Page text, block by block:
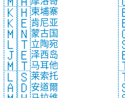
🇰🇭柬埔寨
🇰🇪肯尼亚
🇲🇳蒙古国
🇱🇹立陶宛
🇯🇪泽西岛
🇲🇹马耳他
🇱🇸莱索托
🇦🇩安道爾